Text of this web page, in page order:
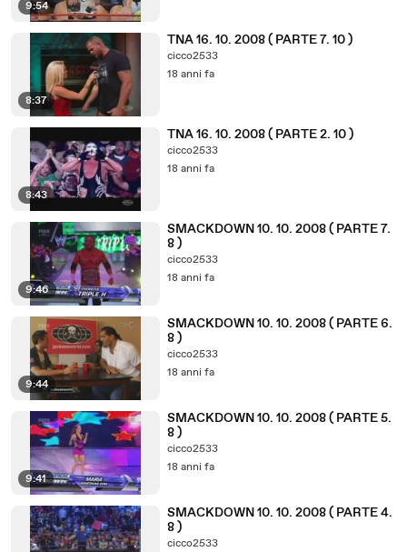
9:54
8:37
TNA 16. 10. 2008 ( PARTE 7. 10 )
cicco2533
18 anni fa
8:43
TNA 16. 10. 2008 ( PARTE 2. 10 )
cicco2533
18 anni fa
9:46
SMACKDOWN 10. 10. 2008 ( PARTE 7.
8 )
cicco2533
18 anni fa
9:44
SMACKDOWN 10. 10. 2008 ( PARTE 6.
8 )
cicco2533
18 anni fa
9:41
SMACKDOWN 10. 10. 2008 ( PARTE 5.
8 )
cicco2533
18 anni fa
SMACKDOWN 10. 10. 2008 ( PARTE 4.
8 )
cicco2533